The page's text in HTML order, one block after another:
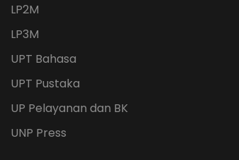
LP2M
LP3M
UPT Bahasa
UPT Pustaka
UP Pelayanan dan BK
UNP Press